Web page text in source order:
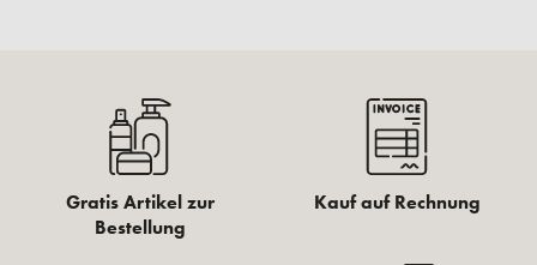
Gratis Artikel zur
Bestellung
Kauf auf Rechnung